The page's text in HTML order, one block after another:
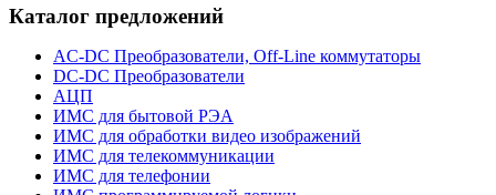
Каталог предложений
AC-DC Преобразователи, Off-Line коммутаторы
DC-DC Преобразователи
АЦП
ИМС для бытовой РЭА
ИМС для обработки видео изображений
ИМС для телекоммуникации
ИМС для телефонии